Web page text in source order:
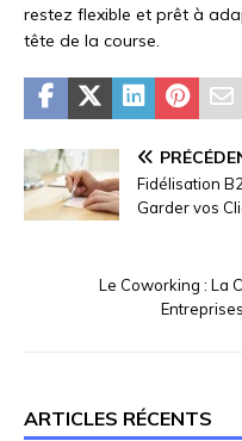
restez flexible et prêt à
tête de la course.
Fidélisation
Garder vos
Le Coworking : La
ARTICLES RÉCENTS